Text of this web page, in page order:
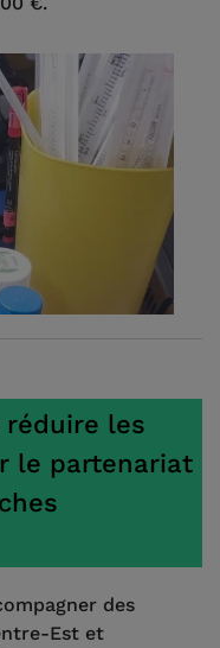
réduire les
le partenariat
des
Est et